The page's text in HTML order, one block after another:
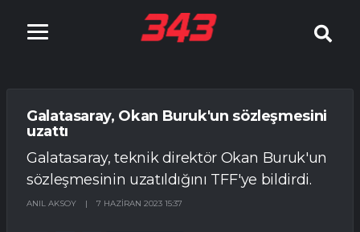
Galatasaray, Okan Buruk'un sözleşmesini
uzattı
Galatasaray, teknik direktör Okan Buruk'un
sözleşmesinin uzatıldığını TFF'ye bildirdi.
ANIL AKSOY | 7 HAZIRAN 2023 15:37